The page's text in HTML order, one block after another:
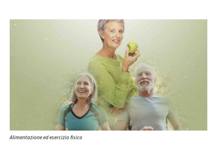
Alimentazione ed esercizio fisico